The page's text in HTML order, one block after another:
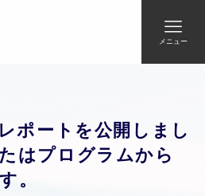
メニュー
ポートを公開しまし
はプログラムから
。